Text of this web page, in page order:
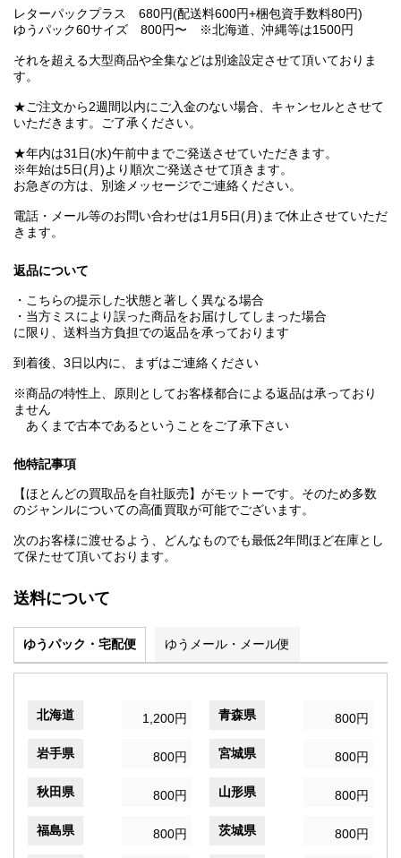
レターパックプラス 680円(配送料600円+梱包資手数料80円)
ゆうパック60サイズ 800円〜 ※北海道、沖縄等は1500円
それを超える大型商品や全集などは別途設定させて頂いておりま
す。
★ご注文から2週間以内にご入金のない場合、キャンセルとさせて
いただきます。ご了承ください。
★年内は31日(水)午前中までご発送させていただきます。
※年始は5日(月)より順次ご発送させて頂きます。
お急ぎの方は、別途メッセージでご連絡ください。
電話・メール等のお問い合わせは1月5日(月)まで休止させていただ
きます。
返品について
・こちらの提示した状態と著しく異なる場合
・当方ミスにより誤った商品をお届けしてしまった場合
に限り、送料当方負担での返品を承っております
到着後、3日以内に、まずはご連絡ください
※商品の特性上、原則としてお客様都合による返品は承っており
ません
あくまで古本であるということをご了承下さい
他特記事項
【ほとんどの買取品を自社販売】がモットーです。そのため多数
のジャンルについての高価買取が可能でございます。
次のお客様に渡せるよう、どんなものでも最低2年間ほど在庫とし
て保たせて頂いております。
送料について
ゆうパック・宅配便 ゆうメール・メール便
北海道 1,200円 青森県 800円
岩手県 800円 宮城県 800円
秋田県 800円 山形県 800円
福島県 800円 茨城県 800円